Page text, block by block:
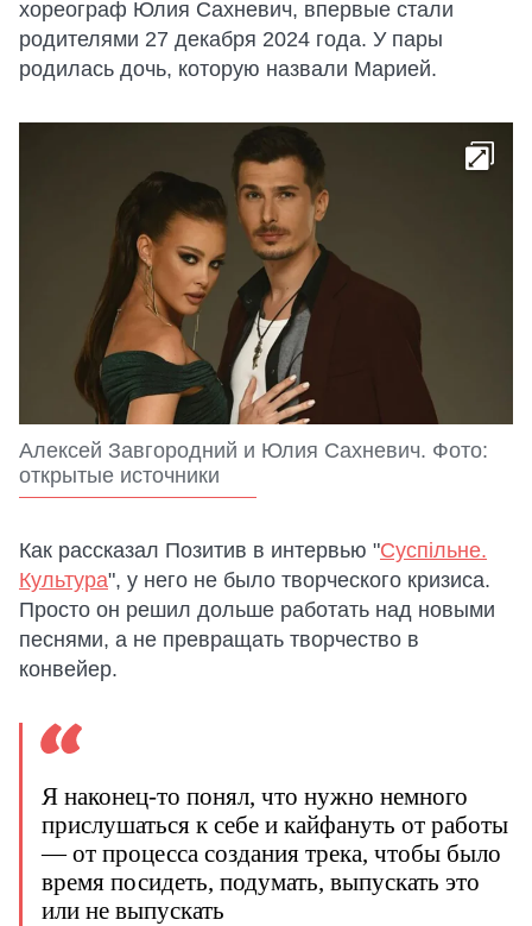
хореограф Юлия Сахневич, впервые стали
родителями 27 декабря 2024 года. У пары
родилась дочь, которую назвали Марией.
Алексей Завгородний и Юлия Сахневич. Фото:
открытые источники
Как рассказал Позитив в интервью "Суспiльне.
Культура", у него не было творческого кризиса.
Просто он решил дольше работать над новыми
песнями, а не превращать творчество в
конвейер.
Я наконец-то понял, что нужно немного
прислушаться к себе и кайфануть от работы
— от процесса создания трека, чтобы было
время посидеть, подумать, выпускать это
или не выпускать